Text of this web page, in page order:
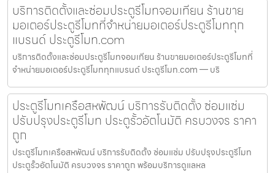
บริการติดตั้งและซ่อมประตูรีโมทจอมเทียน ร้านขาย
มอเตอร์ประตูรีโมทที่จำหน่ายมอเตอร์ประตูรีโมททุก
แบรนด์ ประตูรีโมท.com
บริการติดตั้งและซ่อมประตูรีโมทจอมเทียน ร้านขายมอเตอร์ประตูรีโมทที่
จำหน่ายมอเตอร์ประตูรีโมททุกแบรนด์ ประตูรีโมท.com — บริ
ประตูรีโมทเครือสหพัฒน์ บริการรับติดตั้ง ซ่อมแซ่ม
ปรับปรุงประตูรีโมท ประตูรั้วอัตโนมัติ ครบวงจร ราคา
ถูก
ประตูรีโมทเครือสหพัฒน์ บริการรับติดตั้ง ซ่อมแซ่ม ปรับปรุงประตูรีโมท
ประตูรั้วอัตโนมัติ ครบวงจร ราคาถูก พร้อมบริการดูแลหล